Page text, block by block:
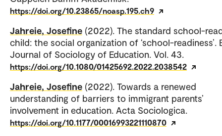
https://doi.org/10.23865/noasp.195.ch9
Jahreie, Josefine (2022). The standard school-
child: the social organization of ‘school-readiness’.
Journal of Sociology of Education. Vol. 43.
https://doi.org/10.1080/01425692.2022.2038542
Jahreie, Josefine (2022). Towards a renewed
understanding of barriers to immigrant parents’
involvement in education. Acta Sociologica.
https://doi.org/10.1177/00016993221110870